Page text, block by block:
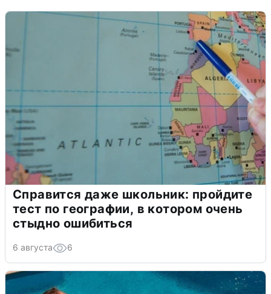
Справится даже школьник: пройдите
тест по географии, в котором очень
стыдно ошибиться
6 августа 6